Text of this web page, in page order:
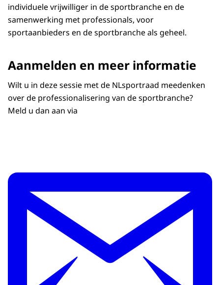
individuele vrijwilliger in de sportbranche en de
samenwerking met professionals, voor
sportaanbieders en de sportbranche als geheel.
Aanmelden en meer informatie
Wilt u in deze sessie met de NLsportraad meedenken
over de professionalisering van de sportbranche?
Meld u dan aan via